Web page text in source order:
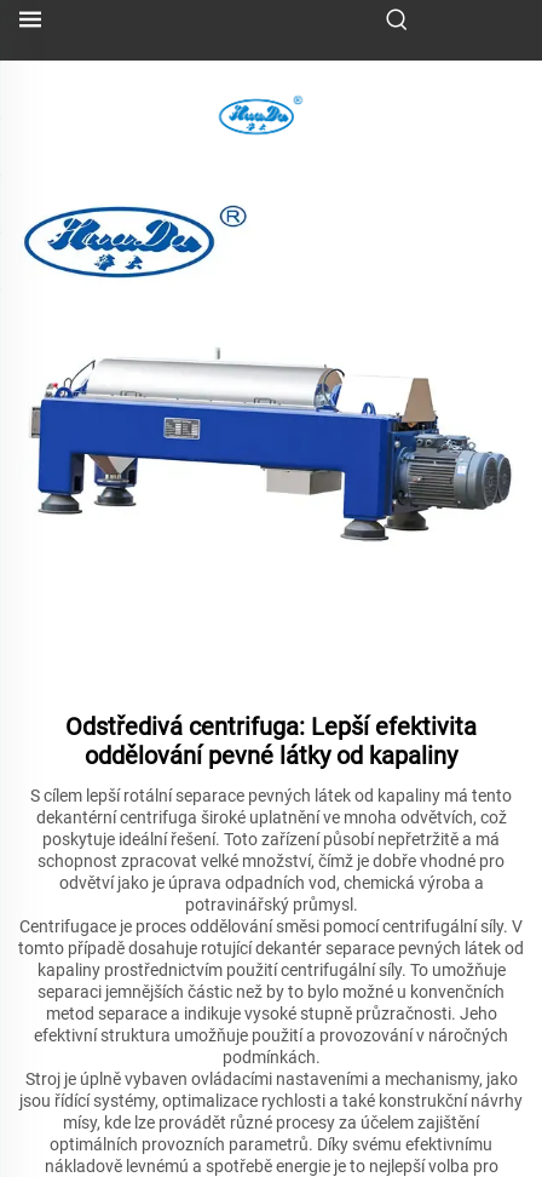
Odstředivá centrifuga: Lepší efektivita
oddělování pevné látky od kapaliny
S cílem lepší rotální separace pevných látek od kapaliny má tento
dekantérní centrifuga široké uplatnění ve mnoha odvětvích, což
poskytuje ideální řešení. Toto zařízení působí nepřetržitě a má
schopnost zpracovat velké množství, čímž je dobře vhodné pro
odvětví jako je úprava odpadních vod, chemická výroba a
potravinářský průmysl.
Centrifugace je proces oddělování směsi pomocí centrifugální síly. V
tomto případě dosahuje rotující dekantér separace pevných látek od
kapaliny prostřednictvím použití centrifugální síly. To umožňuje
separaci jemnějších částic než by to bylo možné u konvenčních
metod separace a indikuje vysoké stupně průzračnosti. Jeho
efektivní struktura umožňuje použití a provozování v náročných
podmínkách.
Stroj je úplně vybaven ovládacími nastaveními a mechanismy, jako
jsou řídící systémy, optimalizace rychlosti a také konstrukční návrhy
mísy, kde lze provádět různé procesy za účelem zajištění
optimálních provozních parametrů. Díky svému efektivnímu
nákladově levnémú a spotřebě energie je to nejlepší volba pro